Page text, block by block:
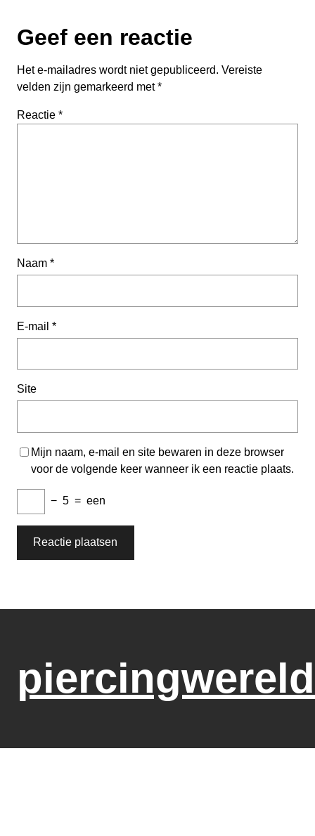
Geef een reactie
Het e-mailadres wordt niet gepubliceerd. Vereiste
velden zijn gemarkeerd met*
Reactie *
Naam *
E-mail *
Site
Mijn naam, e-mail en site bewaren in deze browser
voor de volgende keer wanneer ik een reactie plaats.
− 5 = een